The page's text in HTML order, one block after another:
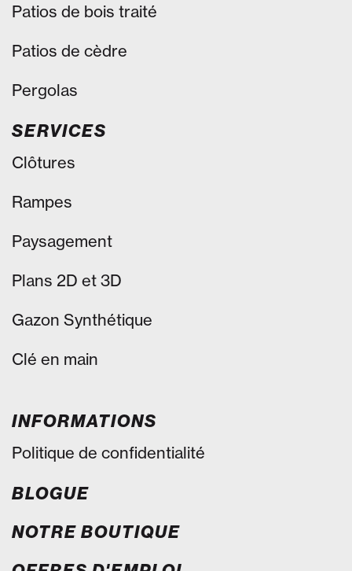
Patios de bois traité
Patios de cèdre
Pergolas
SERVICES
Clôtures
Rampes
Paysagement
Plans 2D et 3D
Gazon Synthétique
Clé en main
INFORMATIONS
Politique de confidentialité
BLOGUE
NOTRE BOUTIQUE